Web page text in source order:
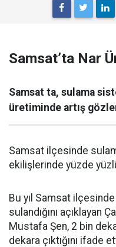
Samsat’ta Nar
Samsat ta, sulama
üretiminde artış
Samsat ilçesinde
ekilişlerinde yüzde
Bu yıl Samsat
sulandığını açıklayan
Mustafa Şen, 2 bin
dekara çıktığını ifade